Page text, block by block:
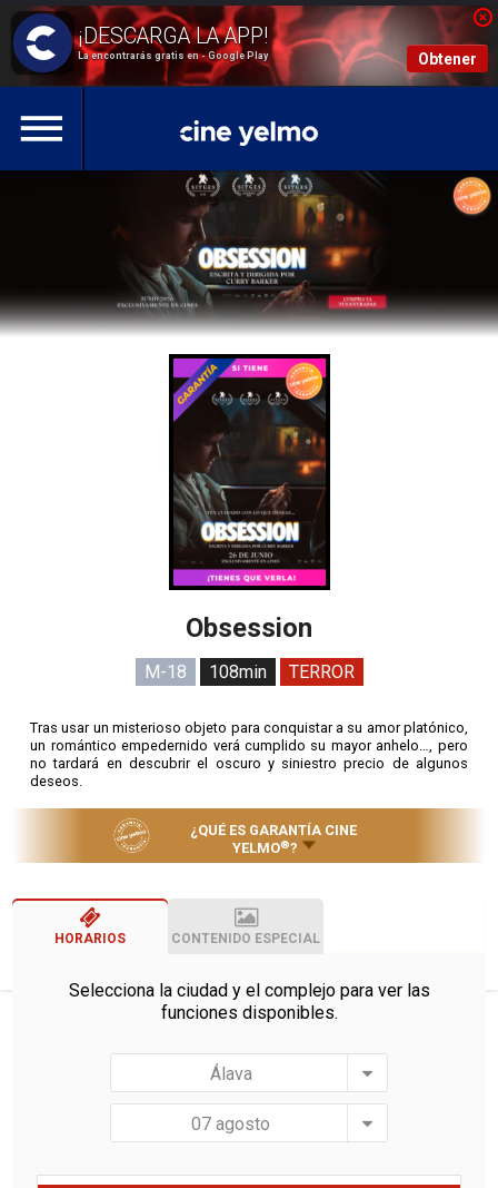
La encontrarás gratis en - Google Play Obtener
Obsession
M-18 108min TERROR
Tras usar un misterioso objeto para conquistar a su amor platónico,
un romántico empedernido verá cumplido su mayor anhelo…, pero
no tardará en descubrir el oscuro y siniestro precio de algunos
deseos.
¿QUÉ ES GARANTÍA CINE
YELMO®?
HORARIOS CONTENIDO ESPECIAL
Selecciona la ciudad y el complejo para ver las
funciones disponibles.
Álava
07 agosto